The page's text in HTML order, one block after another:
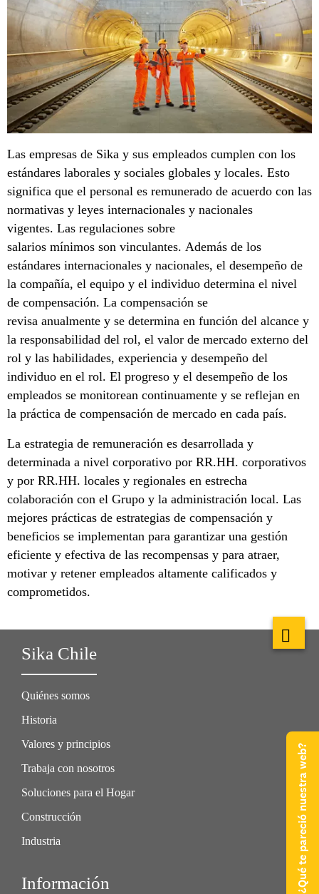
Las empresas de Sika y sus empleados cumplen con los
estándares laborales y sociales globales y locales. Esto
significa que el personal es remunerado de acuerdo con las
normativas y leyes internacionales y nacionales
vigentes. Las regulaciones sobre
salarios mínimos son vinculantes. Además de los
estándares internacionales y nacionales, el desempeño de
la compañía, el equipo y el individuo determina el nivel
de compensación. La compensación se
revisa anualmente y se determina en función del alcance y
la responsabilidad del rol, el valor de mercado externo del
rol y las habilidades, experiencia y desempeño del
individuo en el rol. El progreso y el desempeño de los
empleados se monitorean continuamente y se reflejan en
la práctica de compensación de mercado en cada país.
La estrategia de remuneración es desarrollada y
determinada a nivel corporativo por RR.HH. corporativos
y por RR.HH. locales y regionales en estrecha
colaboración con el Grupo y la administración local. Las
mejores prácticas de estrategias de compensación y
beneficios se implementan para garantizar una gestión
eficiente y efectiva de las recompensas y para atraer,
motivar y retener empleados altamente calificados y
comprometidos.
Sika Chile
Quiénes somos
Historia
Valores y principios
Trabaja con nosotros
Soluciones para el Hogar
Construcción
Industria
Información ¿Qué te pareció nuestra web?